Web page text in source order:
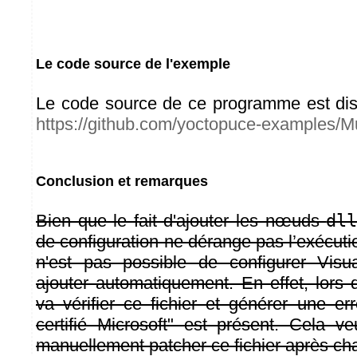
Le code source de l'exemple
Le code source de ce programme est
https://github.com/yoctopuce-examples/
Conclusion et remarques
Bien que le fait d'ajouter les nœuds
de configuration ne dérange pas
n'est pas possible de configurer
ajouter automatiquement. En effet, lors
va vérifier ce fichier et générer une
certifié Microsoft" est présent. Cela
manuellement patcher ce fichier après